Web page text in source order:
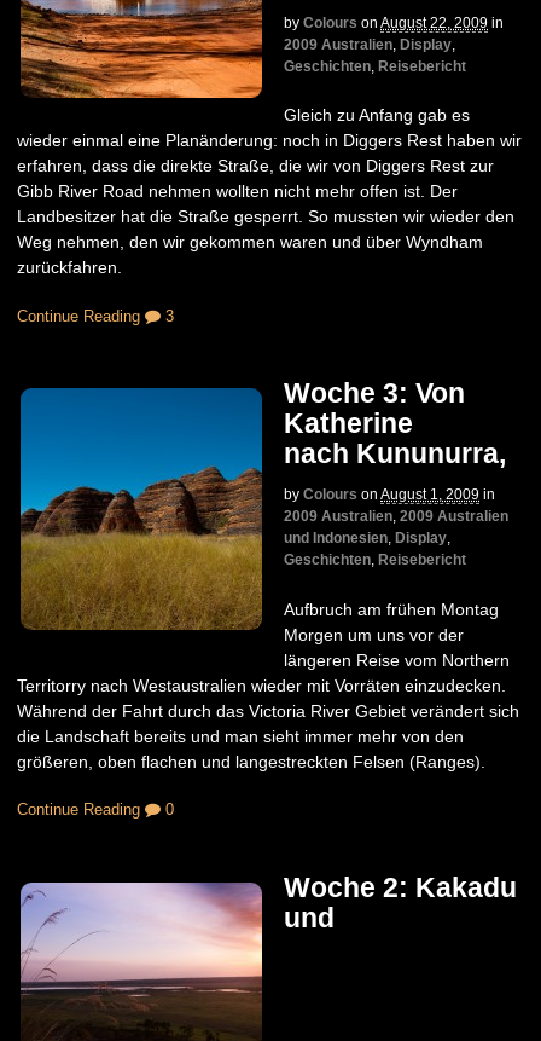
by Colours on August 22, 2009 in
2009 Australien, Display,
Geschichten, Reisebericht
Gleich zu Anfang gab es
wieder einmal eine Planänderung: noch in Diggers Rest haben wir
erfahren, dass die direkte Straße, die wir von Diggers Rest zur
Gibb River Road nehmen wollten nicht mehr offen ist. Der
Landbesitzer hat die Straße gesperrt. So mussten wir wieder den
Weg nehmen, den wir gekommen waren und über Wyndham
zurückfahren.
Continue Reading 3
Woche 3: Von
Katherine
nach Kununurra,
by Colours on August 1, 2009 in
2009 Australien, 2009 Australien
und Indonesien, Display,
Geschichten, Reisebericht
Aufbruch am frühen Montag
Morgen um uns vor der
längeren Reise vom Northern
Territorry nach Westaustralien wieder mit Vorräten einzudecken.
Während der Fahrt durch das Victoria River Gebiet verändert sich
die Landschaft bereits und man sieht immer mehr von den
größeren, oben flachen und langestreckten Felsen (Ranges).
Continue Reading 0
Woche 2: Kakadu
und